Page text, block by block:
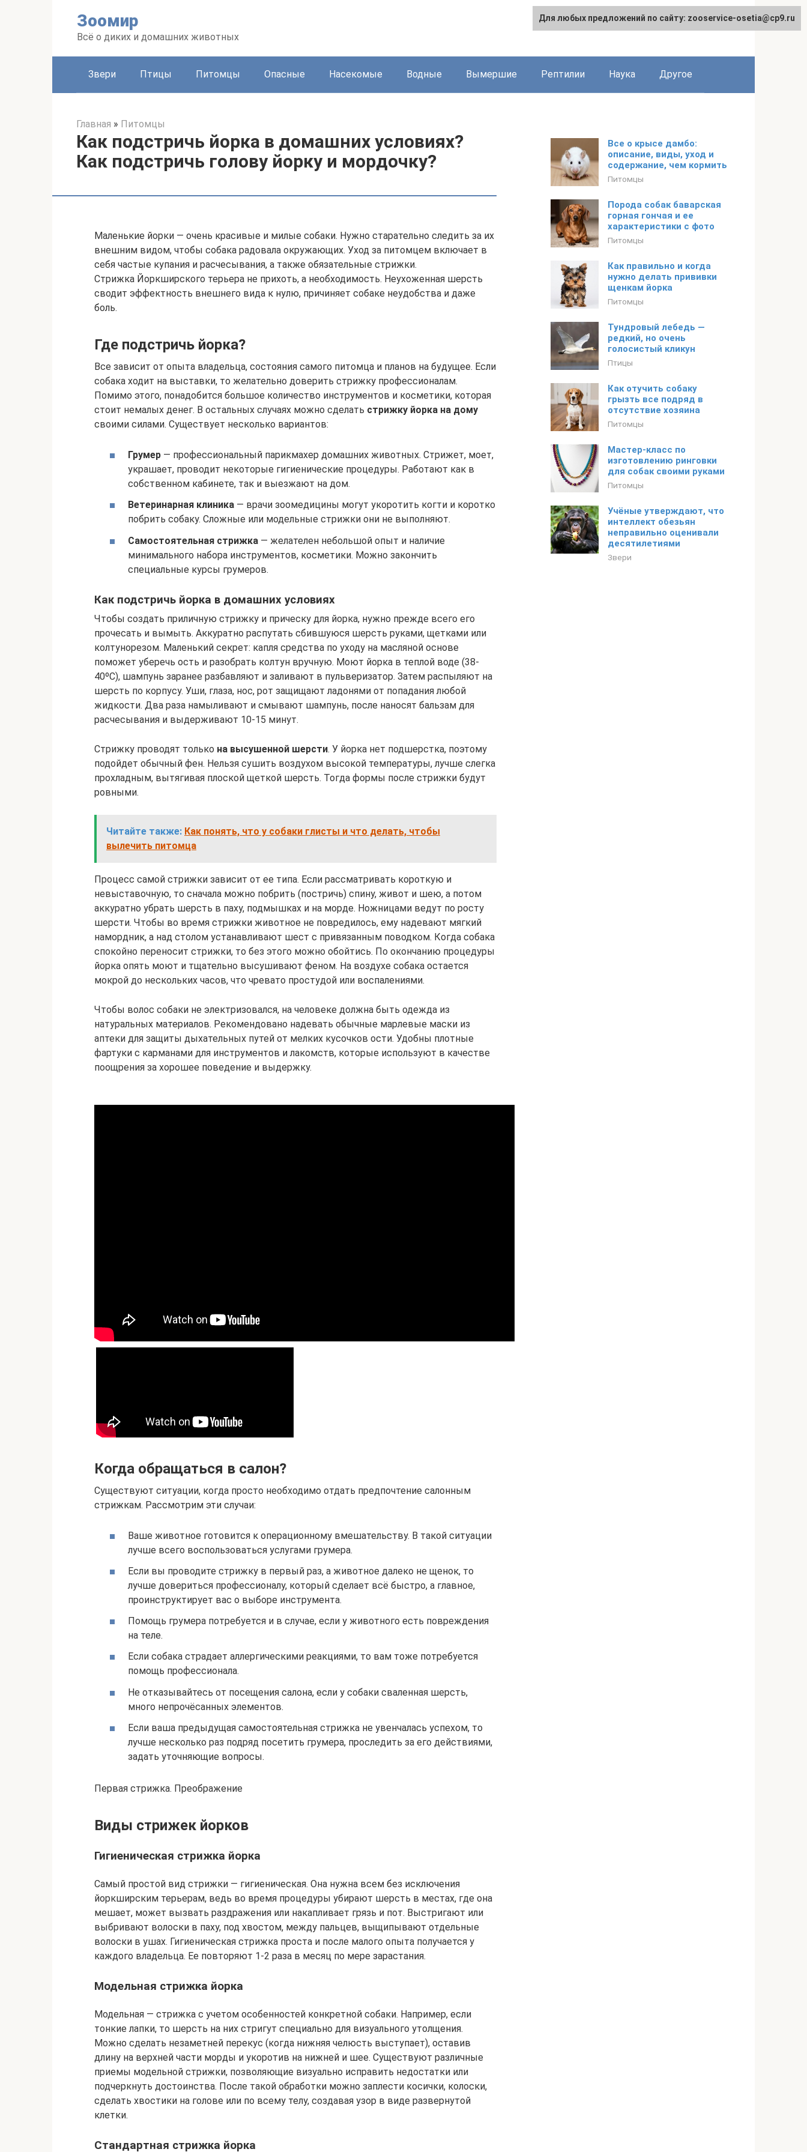
Зоомир
Всё о диких и домашних животных
Звери Птицы Питомцы Опасные Насекомые Водные Вымершие Рептилии Наука Другое
Главная » Питомцы
Как подстричь йорка в домашних условиях?
Как подстричь голову йорку и мордочку?
Маленькие йорки — очень красивые и милые собаки. Нужно старательно следить за их
внешним видом, чтобы собака радовала окружающих. Уход за питомцем включает в
себя частые купания и расчесывания, а также обязательные стрижки.
Стрижка Йоркширского терьера не прихоть, а необходимость. Неухоженная шерсть
сводит эффектность внешнего вида к нулю, причиняет собаке неудобства и даже
боль.
Где подстричь йорка?
Все зависит от опыта владельца, состояния самого питомца и планов на будущее. Если
собака ходит на выставки, то желательно доверить стрижку профессионалам.
Помимо этого, понадобится большое количество инструментов и косметики, которая
стоит немалых денег. В остальных случаях можно сделать стрижку йорка на дому
своими силами. Существует несколько вариантов:
Грумер — профессиональный парикмахер домашних животных. Стрижет, моет,
украшает, проводит некоторые гигиенические процедуры. Работают как в
собственном кабинете, так и выезжают на дом.
Ветеринарная клиника — врачи зоомедицины могут укоротить когти и коротко
побрить собаку. Сложные или модельные стрижки они не выполняют.
Самостоятельная стрижка — желателен небольшой опыт и наличие
минимального набора инструментов, косметики. Можно закончить
специальные курсы грумеров.
Как подстричь йорка в домашних условиях
Чтобы создать приличную стрижку и прическу для йорка, нужно прежде всего его
прочесать и вымыть. Аккуратно распутать сбившуюся шерсть руками, щетками или
колтунорезом. Маленький секрет: капля средства по уходу на масляной основе
поможет уберечь ость и разобрать колтун вручную. Моют йорка в теплой воде (38-
40ºC), шампунь заранее разбавляют и заливают в пульверизатор. Затем распыляют на
шерсть по корпусу. Уши, глаза, нос, рот защищают ладонями от попадания любой
жидкости. Два раза намыливают и смывают шампунь, после наносят бальзам для
расчесывания и выдерживают 10-15 минут.
Стрижку проводят только на высушенной шерсти. У йорка нет подшерстка, поэтому
подойдет обычный фен. Нельзя сушить воздухом высокой температуры, лучше слегка
прохладным, вытягивая плоской щеткой шерсть. Тогда формы после стрижки будут
ровными.
Читайте также: Как понять, что у собаки глисты и что делать, чтобы
вылечить питомца
Процесс самой стрижки зависит от ее типа. Если рассматривать короткую и
невыставочную, то сначала можно побрить (постричь) спину, живот и шею, а потом
аккуратно убрать шерсть в паху, подмышках и на морде. Ножницами ведут по росту
шерсти. Чтобы во время стрижки животное не повредилось, ему надевают мягкий
намордник, а над столом устанавливают шест с привязанным поводком. Когда собака
спокойно переносит стрижки, то без этого можно обойтись. По окончанию процедуры
йорка опять моют и тщательно высушивают феном. На воздухе собака остается
мокрой до нескольких часов, что чревато простудой или воспалениями.
Чтобы волос собаки не электризовался, на человеке должна быть одежда из
натуральных материалов. Рекомендовано надевать обычные марлевые маски из
аптеки для защиты дыхательных путей от мелких кусочков ости. Удобны плотные
фартуки с карманами для инструментов и лакомств, которые используют в качестве
поощрения за хорошее поведение и выдержку.
Когда обращаться в салон?
Существуют ситуации, когда просто необходимо отдать предпочтение салонным
стрижкам. Рассмотрим эти случаи:
Ваше животное готовится к операционному вмешательству. В такой ситуации
лучше всего воспользоваться услугами грумера.
Если вы проводите стрижку в первый раз, а животное далеко не щенок, то
лучше довериться профессионалу, который сделает всё быстро, а главное,
проинструктирует вас о выборе инструмента.
Помощь грумера потребуется и в случае, если у животного есть повреждения
на теле.
Если собака страдает аллергическими реакциями, то вам тоже потребуется
помощь профессионала.
Не отказывайтесь от посещения салона, если у собаки сваленная шерсть,
много непрочёсанных элементов.
Если ваша предыдущая самостоятельная стрижка не увенчалась успехом, то
лучше несколько раз подряд посетить грумера, проследить за его действиями,
задать уточняющие вопросы.
Первая стрижка. Преображение
Виды стрижек йорков
Гигиеническая стрижка йорка
Самый простой вид стрижки — гигиеническая. Она нужна всем без исключения
йоркширским терьерам, ведь во время процедуры убирают шерсть в местах, где она
мешает, может вызвать раздражения или накапливает грязь и пот. Выстригают или
выбривают волоски в паху, под хвостом, между пальцев, выщипывают отдельные
волоски в ушах. Гигиеническая стрижка проста и после малого опыта получается у
каждого владельца. Ее повторяют 1-2 раза в месяц по мере зарастания.
Модельная стрижка йорка
Модельная — стрижка с учетом особенностей конкретной собаки. Например, если
тонкие лапки, то шерсть на них стригут специально для визуального утолщения.
Можно сделать незаметней перекус (когда нижняя челюсть выступает), оставив
длину на верхней части морды и укоротив на нижней и шее. Существуют различные
приемы модельной стрижки, позволяющие визуально исправить недостатки или
подчеркнуть достоинства. После такой обработки можно заплести косички, колоски,
сделать хвостики на голове или по всему телу, создавая узор в виде развернутой
клетки.
Стандартная стрижка йорка
Все о крысе дамбо:
описание, виды, уход и
содержание, чем кормить
Питомцы
Порода собак баварская
горная гончая и ее
характеристики с фото
Питомцы
Как правильно и когда
нужно делать прививки
щенкам йорка
Питомцы
Тундровый лебедь —
редкий, но очень
голосистый кликун
Птицы
Как отучить собаку
грызть все подряд в
отсутствие хозяина
Питомцы
Мастер-класс по
изготовлению ринговки
для собак своими руками
Питомцы
Учёные утверждают, что
интеллект обезьян
неправильно оценивали
десятилетиями
Звери
Для любых предложений по сайту: zooservice-osetia@cp9.ru